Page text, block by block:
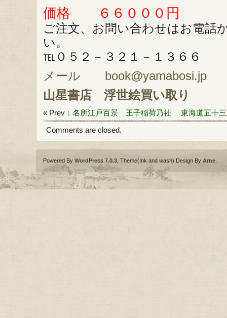
価格 ６６０００円
ご注文、お問い合わせはお電話
い。
℡０５２－３２１－１３６６
メール book@yamabosi.jp
山星書店
浮世絵買い取り
« Prev： 名所江戸百景 王子稲荷乃社
東海道五十
Comments are closed.
Powered By WordPress 7.0.3 , Theme(Ink and wash) Design By Arne